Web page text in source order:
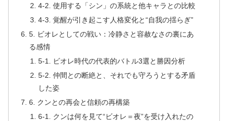
4-2. 使用する「シン」の系統と他キャラとの比較
4-3. 覚醒が引き起こす人格変化と“自我の揺らぎ”
5. ビオレとしての戦い：冷静さと容赦なさの裏にあ
る感情
5-1. ビオレ時代の代表的バトル3選と勝因分析
5-2. 仲間との断絶と、それでも守ろうとする矛盾
した姿
6. クンとの再会と信頼の再構築
6-1. クンは何を見て“ビオレ＝夜”を受け入れたの